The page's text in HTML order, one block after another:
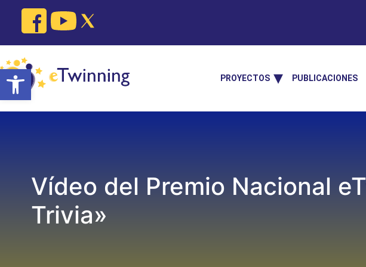
Open toolbar
content
PROYECTOS PUBLICACIONES
Vídeo del Premio Nacional
Trivia»